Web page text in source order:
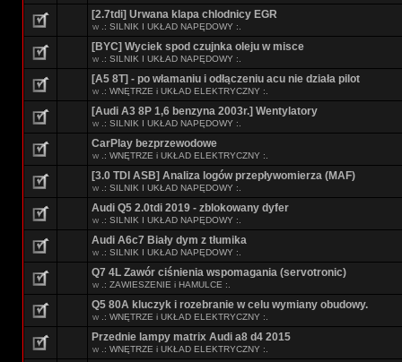
[2.7tdi] Urwana klapa chlodnicy EGR
w .: SILNIK I UKŁAD NAPĘDOWY :.
[BYC] Wyciek spod czujnka oleju w misce
w .: SILNIK I UKŁAD NAPĘDOWY :.
[A5 8T] - po włamaniu i odłączeniu acu nie działa pilot
w .: WNĘTRZE i UKŁAD ELEKTRYCZNY :.
[Audi A3 8P 1,6 benzyna 2003r.] Wentylatory
w .: SILNIK I UKŁAD NAPĘDOWY :.
CarPlay bezprzewodowe
w .: WNĘTRZE i UKŁAD ELEKTRYCZNY :.
[3.0 TDI ASB] Analiza logów przepływomierza (MAF)
w .: SILNIK I UKŁAD NAPĘDOWY :.
Audi Q5 2.0tdi 2019 - zblokowany dyfer
w .: SILNIK I UKŁAD NAPĘDOWY :.
Audi A6c7 Biały dym z tłumika
w .: SILNIK I UKŁAD NAPĘDOWY :.
Q7 4L Zawór ciśnienia wspomagania (servotronic)
w .: ZAWIESZENIE i HAMULCE :.
Q5 80A kluczyk i rozebranie w celu wymiany obudowy.
w .: WNĘTRZE i UKŁAD ELEKTRYCZNY :.
Przednie lampy matrix Audi a8 d4 2015
w .: WNĘTRZE i UKŁAD ELEKTRYCZNY :.